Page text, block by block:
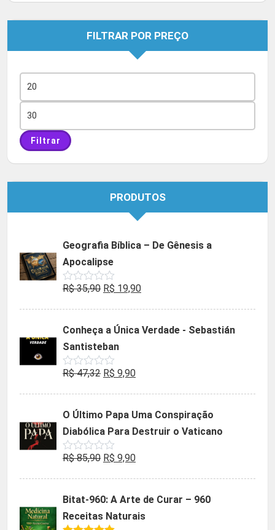
FILTRAR POR PREÇO
mínimo
máximo
Filtrar
PRODUTOS
Geografia Bíblica – De Gênesis a
Apocalipse
Avaliação
de
R$35,90 O
era:
R$ 35,90.
R$ 19,90O
é:
Conheça a Única Verdade - Sebastián
Santisteban
Avaliação
de
R$47,32 O
era:
R$ 47,32.
R$ 9,90O
é:
R$ 9,90.
O Último Papa Uma Conspiração
Diabólica Para Destruir o Vaticano
Avaliação
de
R$85,90 O
era:
R$ 85,90.
R$ 9,90O
é:
R$ 9,90.
Bitat-960: A Arte de Curar – 960
Receitas Naturais